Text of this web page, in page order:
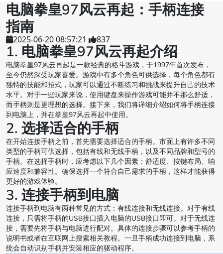
电脑拳皇97风云再起：手柄连接
指南
2025-06-20 08:57:21 837
1. 电脑拳皇97风云再起介绍
电脑拳皇97风云再起是一款经典的格斗游戏，于1997年首次发布，
至今仍然深受玩家喜爱。游戏中有多个角色可供选择，每个角色都有
独特的技能和招式，玩家可以通过不断练习和挑战来提升自己的技术
水平。对于一些玩家来说，使用键盘来操作游戏可能并不那么舒适，
而手柄则是更理想的选择。接下来，我们将详细介绍如何将手柄连接
到电脑上，并在拳皇97风云再起中使用。
2. 选择适合的手柄
在开始连接手柄之前，首先需要选择适合的手柄。市面上有许多不同
类型的手柄可供选择，包括有线和无线手柄，以及不同品牌和型号的
手柄。在选择手柄时，应考虑以下几个因素：舒适度、按键布局、响
应速度和兼容性。确保选择一个符合自己需求的手柄，这样才能获得
更好的游戏体验。
3. 连接手柄到电脑
连接手柄到电脑有两种常见的方式：有线连接和无线连接。对于有线
连接，只需将手柄的USB接口插入电脑的USB接口即可。对于无线连
接，需要先将手柄与电脑进行配对。具体的连接步骤可以参考手柄的
说明书或者在互联网上搜索相关教程。一旦手柄成功连接到电脑，系
统会自动识别手柄并安装相应的驱动程序。